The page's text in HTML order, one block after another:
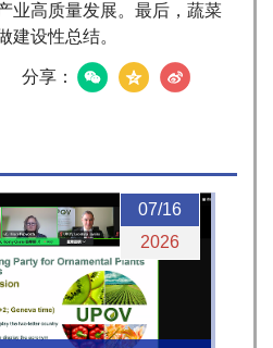
业高质量发展。最后，蔬菜
建设性总结。
分享：
07/16
2026